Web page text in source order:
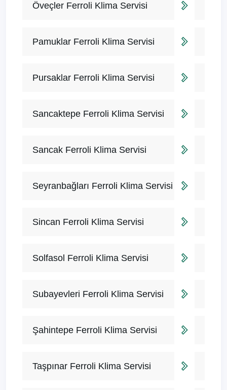
Öveçler Ferroli Klima Servisi
Pamuklar Ferroli Klima Servisi
Pursaklar Ferroli Klima Servisi
Sancaktepe Ferroli Klima Servisi
Sancak Ferroli Klima Servisi
Seyranbağları Ferroli Klima Servisi
Sincan Ferroli Klima Servisi
Solfasol Ferroli Klima Servisi
Subayevleri Ferroli Klima Servisi
Şahintepe Ferroli Klima Servisi
Taşpınar Ferroli Klima Servisi